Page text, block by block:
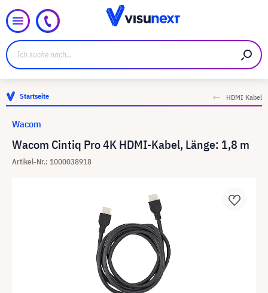
Startseite HDMI Kabel
Wacom Cintiq Pro 4K HDMI-Kabel, Länge: 1,8 m
Artikel-Nr.: 1000038918
Wacom